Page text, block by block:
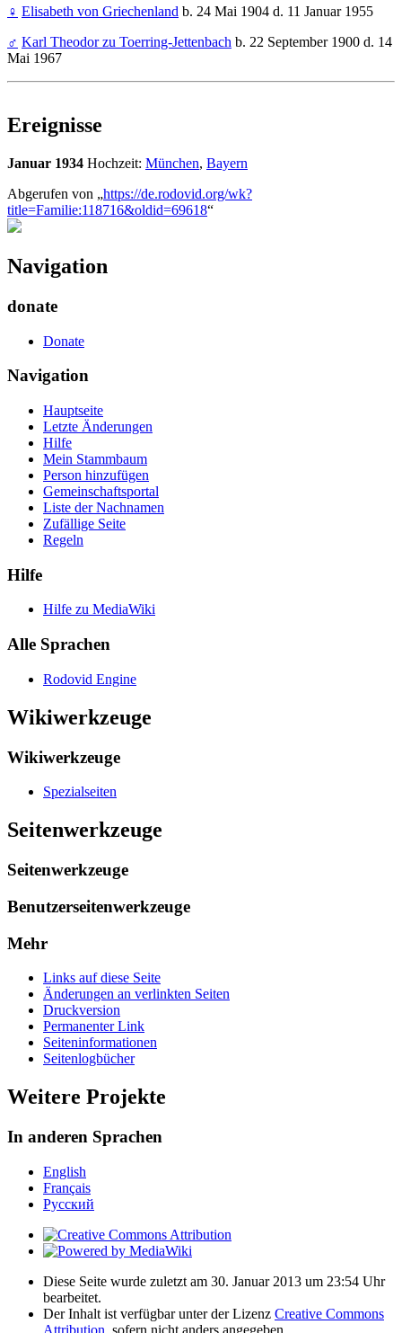
♀ Elisabeth von Griechenland b. 24 Mai 1904 d. 11 Januar 1955
♂ Karl Theodor zu Toerring-Jettenbach b. 22 September 1900 d. 14
Mai 1967
Ereignisse
Januar 1934 Hochzeit: München, Bayern
Abgerufen von „https://de.rodovid.org/wk?
title=Familie:118716&oldid=69618“
Navigation
donate
Donate
Navigation
Hauptseite
Letzte Änderungen
Hilfe
Mein Stammbaum
Person hinzufügen
Gemeinschafts­portal
Liste der Nachnamen
Zufällige Seite
Regeln
Hilfe
Hilfe zu MediaWiki
Alle Sprachen
Rodovid Engine
Wikiwerkzeuge
Wikiwerkzeuge
Spezialseiten
Seitenwerkzeuge
Seitenwerkzeuge
Benutzerseitenwerkzeuge
Mehr
Links auf diese Seite
Änderungen an verlinkten Seiten
Druckversion
Permanenter Link
Seiten­­informationen
Seitenlogbücher
Weitere Projekte
In anderen Sprachen
English
Français
Русский
Diese Seite wurde zuletzt am 30. Januar 2013 um 23:54 Uhr
bearbeitet.
Der Inhalt ist verfügbar unter der Lizenz Creative Commons
Attribution , sofern nicht anders angegeben.